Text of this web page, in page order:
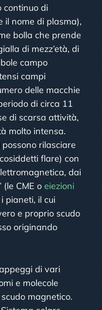
continuo di
il nome di plasma),
bolla che prende
di mezz’età, di
campo
campi
delle macchie
di circa 11
di scarsa attività,
molto intensa.
rilasciare
flare) con
dai
CME o eiezioni
pianeti, il cui
e proprio scudo
originando
di vari
e molecole
magnetico.